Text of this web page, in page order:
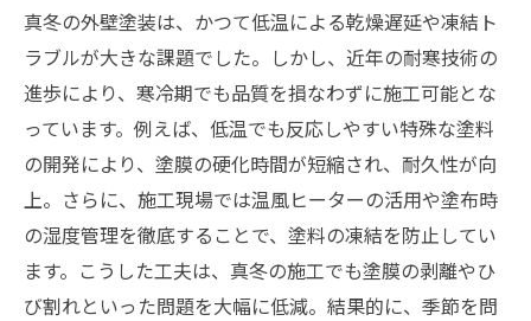
真冬の外壁塗装は、かつて低温による乾燥遅延や凍結ト
ラブルが大きな課題でした。しかし、近年の耐寒技術の
進歩により、寒冷期でも品質を損なわずに施工可能とな
っています。例えば、低温でも反応しやすい特殊な塗料
の開発により、塗膜の硬化時間が短縮され、耐久性が向
上。さらに、施工現場では温風ヒーターの活用や塗布時
の湿度管理を徹底することで、塗料の凍結を防止してい
ます。こうした工夫は、真冬の施工でも塗膜の剥離やひ
び割れといった問題を大幅に低減。結果的に、季節を問